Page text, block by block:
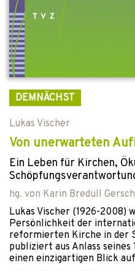
DEMNÄCHST
Lukas Vischer
Von unerwarteten
Ein Leben für Kirchen,
hg. von Karin Bredull
Lukas Vischer (1926-2008)
Persönlichkeit der
reformierten Kirche in der
publiziert aus Anlass
einen einzigartigen Blick